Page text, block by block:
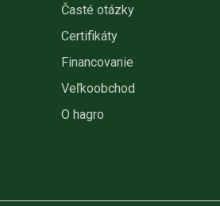
Časté otázky
Certifikáty
Financovanie
Veľkoobchod
O hagro